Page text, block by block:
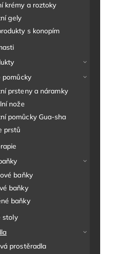
krémy a roztoky
gely
s konopím
pomůcky
prsteny a náramky
nože
pomůcky Gua-sha
prstů
baňky
baňky
baňky
stoly
prostěradla